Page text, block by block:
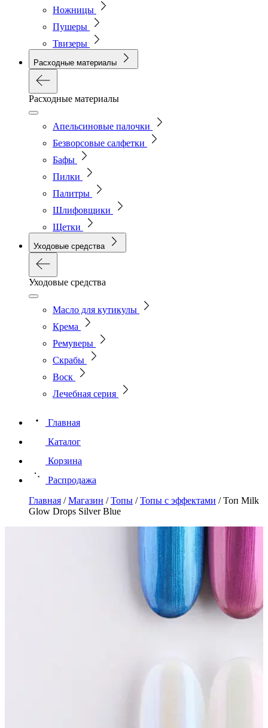
Ножницы
Пушеры
Твизеры
Расходные материалы
Расходные материалы
Апельсиновые палочки
Безворсовые салфетки
Бафы
Пилки
Палитры
Шлифовщики
Щетки
Уходовые средства
Уходовые средства
Масло для кутикулы
Крема
Ремуверы
Скрабы
Воск
Лечебная серия
Главная
Каталог
Корзина
Распродажа
Главная /Магазин /Топы /Топы с эффектами /Топ Milk
Glow Drops Silver Blue